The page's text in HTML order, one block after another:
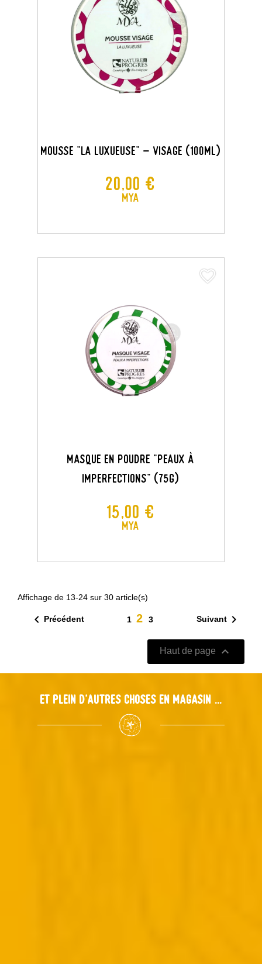
MOUSSE "LA LUXUEUSE" - VISAGE (100ML)
Prix
20,00 €
MYA
Masque En Poudre "Peaux À
Imperfections" (75G)
Prix
15,00 €
MYA
favorite_border
Affichage de 13-24 sur 30 article(s)
 Précédent 1 2 3 Suivant 
Haut de page 
Et plein d'autres choses en magasin ...